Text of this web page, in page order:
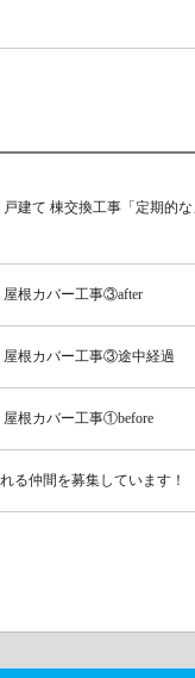
建て 棟交換工事「定期的
根カバー工事③after
屋根カバー工事③途中経過
根カバー工事①before
る仲間を募集しています！